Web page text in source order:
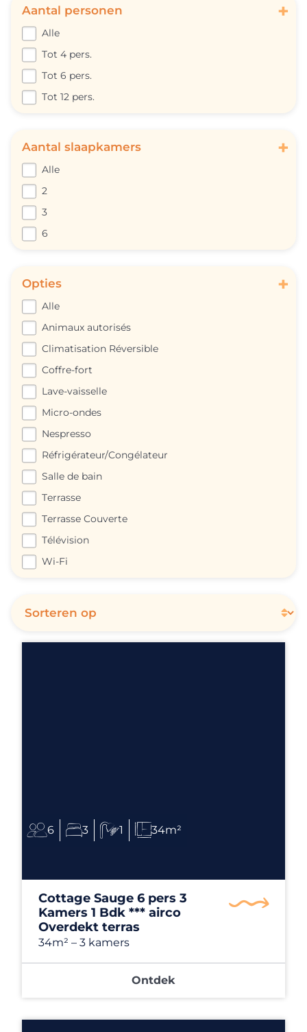
Aantal personen +
Alle
Tot 4 pers.
Tot 6 pers.
Tot 12 pers.
Aantal slaapkamers +
Alle
2
3
6
Opties +
Alle
Animaux autorisés
Climatisation Réversible
Coffre-fort
Lave-vaisselle
Micro-ondes
Nespresso
Réfrigérateur/Congélateur
Salle de bain
Terrasse
Terrasse Couverte
Télévision
Wi-Fi
6 3 1 34m²
Cottage Sauge 6 pers 3
Kamers 1 Bdk *** airco
Overdekt terras
34m² – 3 kamers
Ontdek